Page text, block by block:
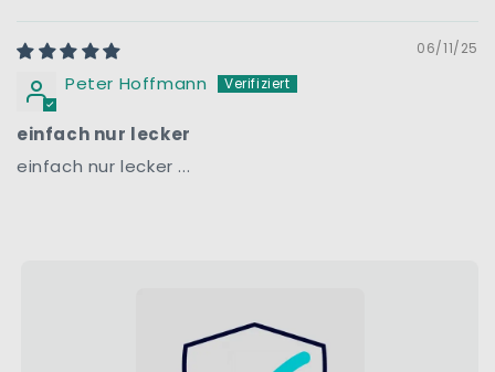
06/11/25
Peter Hoffmann
einfach nur lecker
einfach nur lecker ...